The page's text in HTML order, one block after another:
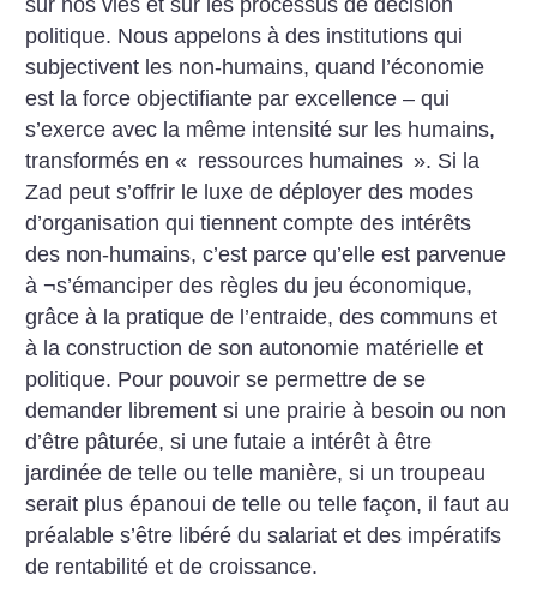
sur nos vies et sur les processus de décision
politique. Nous appelons à des institutions qui
subjectivent les non-humains, quand l’économie
est la force objectifiante par excellence – qui
s’exerce avec la même intensité sur les humains,
transformés en « ressources humaines ». Si la
Zad peut s’offrir le luxe de déployer des modes
d’organisation qui tiennent compte des intérêts
des non-humains, c’est parce qu’elle est parvenue
à ¬s’émanciper des règles du jeu économique,
grâce à la pratique de l’entraide, des communs et
à la construction de son autonomie matérielle et
politique. Pour pouvoir se permettre de se
demander librement si une prairie à besoin ou non
d’être pâturée, si une futaie a intérêt à être
jardinée de telle ou telle manière, si un troupeau
serait plus épanoui de telle ou telle façon, il faut au
préalable s’être libéré du salariat et des impératifs
de rentabilité et de croissance.